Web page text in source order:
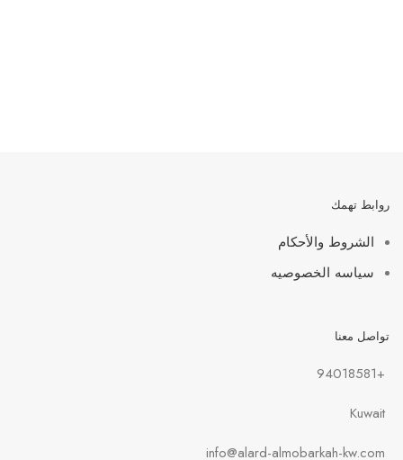
روابط تهمك
الشروط والأحكام
سياسه الخصوصيه
تواصل معنا
+94018581